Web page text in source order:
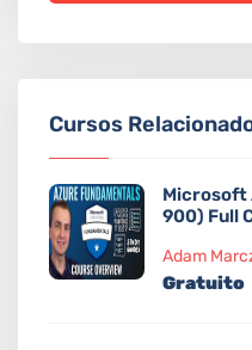
Cursos
Microsoft
900) Full
Adam
Gratuito